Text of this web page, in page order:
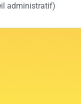
administratif)